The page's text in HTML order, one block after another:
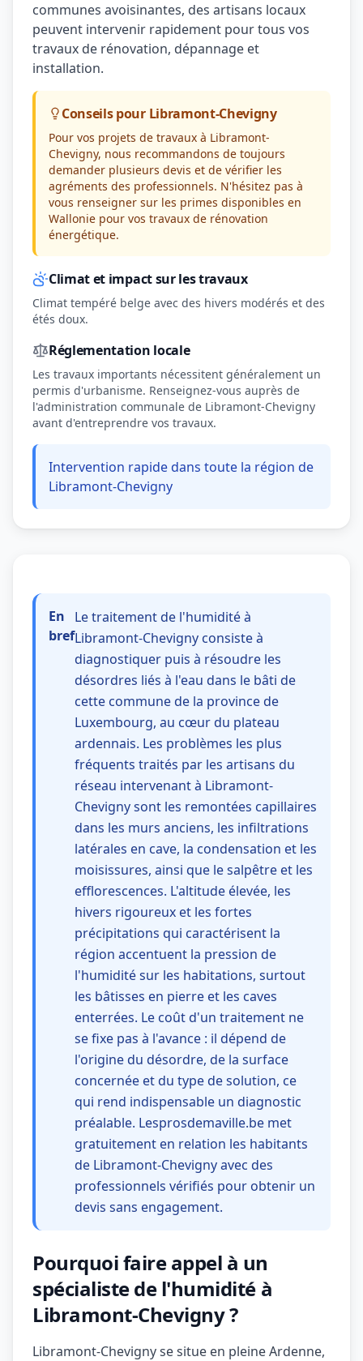
communes avoisinantes, des artisans locaux
peuvent intervenir rapidement pour tous vos
travaux de rénovation, dépannage et
installation.
Conseils pour Libramont-Chevigny
Pour vos projets de travaux à Libramont-
Chevigny, nous recommandons de toujours
demander plusieurs devis et de vérifier les
agréments des professionnels. N'hésitez pas à
vous renseigner sur les primes disponibles en
Wallonie pour vos travaux de rénovation
énergétique.
Climat et impact sur les travaux
Climat tempéré belge avec des hivers modérés et des
étés doux.
Réglementation locale
Les travaux importants nécessitent généralement un
permis d'urbanisme. Renseignez-vous auprès de
l'administration communale de Libramont-Chevigny
avant d'entreprendre vos travaux.
Intervention rapide dans toute la région de
Libramont-Chevigny
En
bref
Le traitement de l'humidité à
Libramont-Chevigny consiste à
diagnostiquer puis à résoudre les
désordres liés à l'eau dans le bâti de
cette commune de la province de
Luxembourg, au cœur du plateau
ardennais. Les problèmes les plus
fréquents traités par les artisans du
réseau intervenant à Libramont-
Chevigny sont les remontées capillaires
dans les murs anciens, les infiltrations
latérales en cave, la condensation et les
moisissures, ainsi que le salpêtre et les
efflorescences. L'altitude élevée, les
hivers rigoureux et les fortes
précipitations qui caractérisent la
région accentuent la pression de
l'humidité sur les habitations, surtout
les bâtisses en pierre et les caves
enterrées. Le coût d'un traitement ne
se fixe pas à l'avance : il dépend de
l'origine du désordre, de la surface
concernée et du type de solution, ce
qui rend indispensable un diagnostic
préalable. Lesprosdemaville.be met
gratuitement en relation les habitants
de Libramont-Chevigny avec des
professionnels vérifiés pour obtenir un
devis sans engagement.
Pourquoi faire appel à un
spécialiste de l'humidité à
Libramont-Chevigny ?
Libramont-Chevigny se situe en pleine Ardenne,